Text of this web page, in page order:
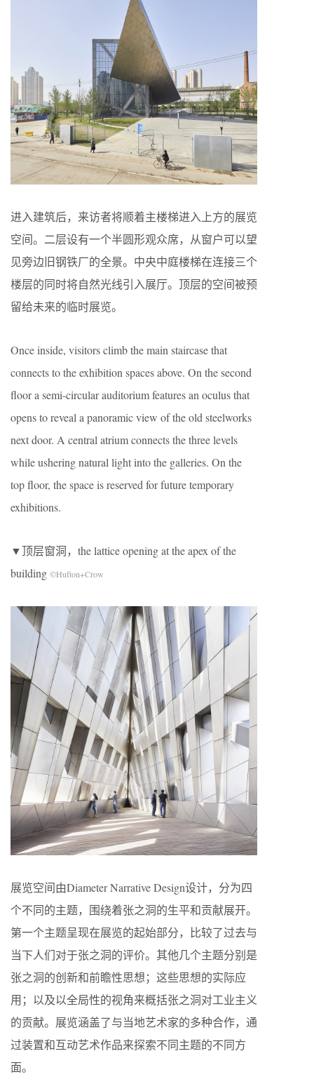
进入建筑后，来访者将顺着主楼梯进入上方的展览
空间。二层设有一个半圆形观众席，从窗户可以望
见旁边旧钢铁厂的全景。中央中庭楼梯在连接三个
楼层的同时将自然光线引入展厅。顶层的空间被预
留给未来的临时展览。
Once inside, visitors climb the main staircase that
connects to the exhibition spaces above. On the second
floor a semi-circular auditorium features an oculus that
opens to reveal a panoramic view of the old steelworks
next door. A central atrium connects the three levels
while ushering natural light into the galleries. On the
top floor, the space is reserved for future temporary
exhibitions.
▼顶层窗洞，the lattice opening at the apex of the
building ©Hufton+Crow
展览空间由Diameter Narrative Design设计，分为四
个不同的主题，围绕着张之洞的生平和贡献展开。
第一个主题呈现在展览的起始部分，比较了过去与
当下人们对于张之洞的评价。其他几个主题分别是
张之洞的创新和前瞻性思想；这些思想的实际应
用；以及以全局性的视角来概括张之洞对工业主义
的贡献。展览涵盖了与当地艺术家的多种合作，通
过装置和互动艺术作品来探索不同主题的不同方
面。